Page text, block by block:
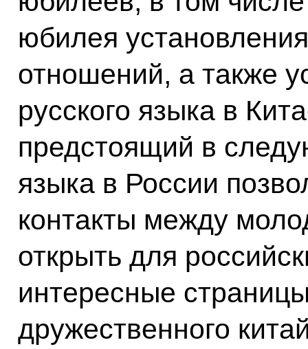
юбилея
отношений, а также
русского языка в
предстоящий в
языка в России
контакты между
открыть для
интересные
дружественного